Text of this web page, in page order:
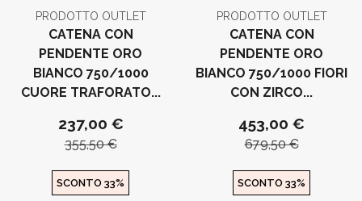
PRODOTTO OUTLET
CATENA CON
PENDENTE ORO
BIANCO 750/1000
CUORE TRAFORATO...
237,00 €
355,50 €
SCONTO 33%
PRODOTTO OUTLET
CATENA CON
PENDENTE ORO
BIANCO 750/1000 FIORI
CON ZIRCO...
453,00 €
679,50 €
SCONTO 33%